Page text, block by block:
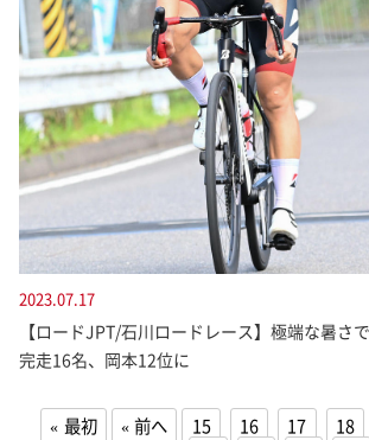
2023.07.17
【ロードJPT/石川ロードレース】極端な暑さ
完走16名、岡本12位に
最初 前へ 15 16 17 18